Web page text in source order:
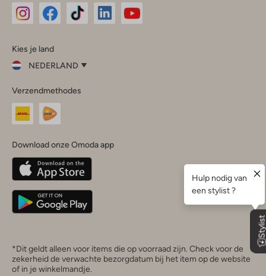
InstagramFacebook
Kies je land
NEDERLAND
je
land
Nederland
Belgique(Français)
Deutschland
Verzendmethodes
Download onze Omoda app
*Dit geldt alleen voor items die op voorraad zijn. Check voor de
zekerheid de verwachte bezorgdatum bij het item op de website
of in je winkelmandje.